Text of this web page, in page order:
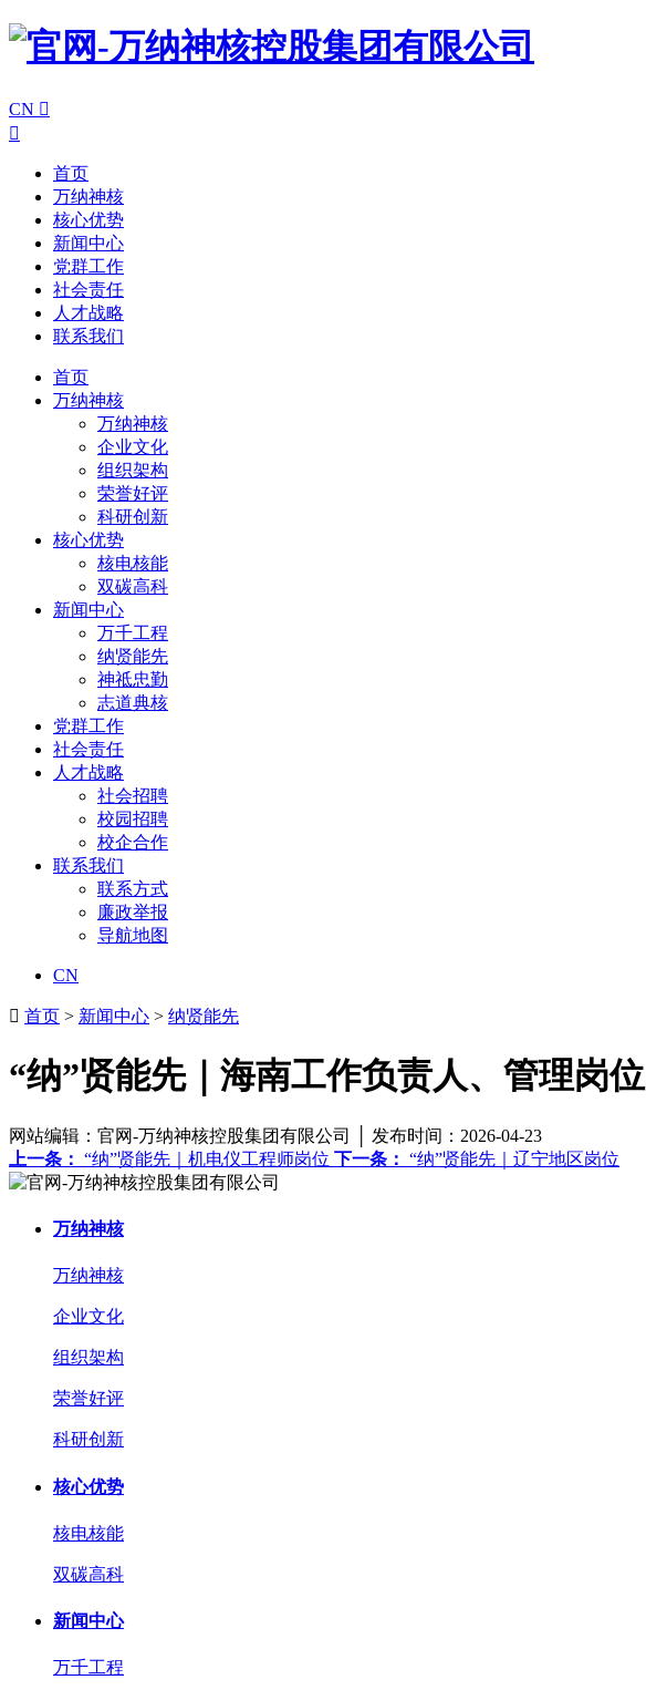
CN 

首页
万纳神核
核心优势
新闻中心
党群工作
社会责任
人才战略
联系我们
首页
万纳神核
万纳神核
企业文化
组织架构
荣誉好评
科研创新
核心优势
核电核能
双碳高科
新闻中心
万千工程
纳贤能先
神祗忠勤
志道典核
党群工作
社会责任
人才战略
社会招聘
校园招聘
校企合作
联系我们
联系方式
廉政举报
导航地图
CN
 首页 > 新闻中心 > 纳贤能先
“纳”贤能先｜海南工作负责人、管理岗位
网站编辑：官网-万纳神核控股集团有限公司 │ 发布时间：2026-04-23
上一条： “纳”贤能先｜机电仪工程师岗位 下一条： “纳”贤能先｜辽宁地区岗位
万纳神核
万纳神核
企业文化
组织架构
荣誉好评
科研创新
核心优势
核电核能
双碳高科
新闻中心
万千工程